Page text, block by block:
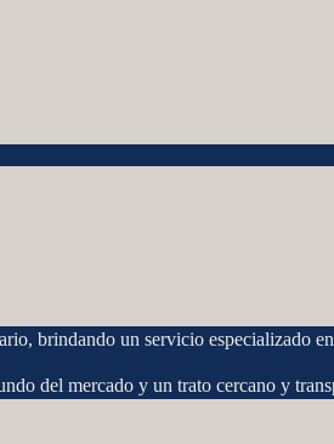
brindando un servicio especializado
del mercado y un trato cercano y